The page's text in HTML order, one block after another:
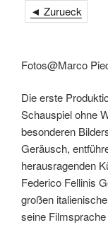
◄ Zurueck
Fotos@Marco
Die erste
Schauspiel ohne
besonderen
Geräusch,
herausragenden
Federico Fellinis
großen
seine